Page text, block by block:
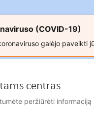
(COVID-19)
galėjo paveikti
centras
peržiūrėti